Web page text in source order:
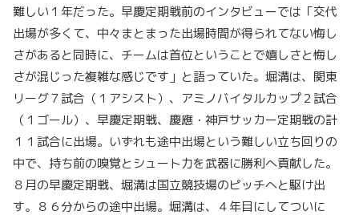
難しい１年だった。早慶定期戦前のインタビューでは「交代
出場が多くて、中々まとまった出場時間が得られてない悔し
さがあると同時に、チームは首位ということで嬉しさと悔し
さが混じった複雑な感じです」と語っていた。堀溝は、関東
リーグ７試合（１アシスト）、アミノバイタルカップ２試合
（１ゴール）、早慶定期戦、慶應・神戸サッカー定期戦の計
１１試合に出場。いずれも途中出場という難しい立ち回りの
中で、持ち前の嗅覚とシュート力を武器に勝利へ貢献した。
８月の早慶定期戦、堀溝は国立競技場のピッチへと駆け出
す。８６分からの途中出場。堀溝は、４年目にしてついに